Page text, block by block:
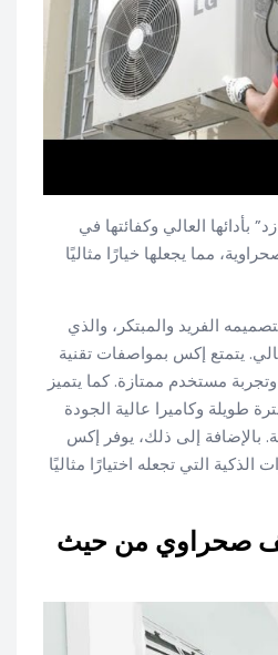
بأدائها العالي وكفائتها في
مما يجعلها خيارًا مثاليًا
الفريد والمبتكر، والذي
يتمتع إكس بمواصفات تقنية
مستخدم ممتازة. كما يتميز
طويلة وكاميرا عالية الجودة
بالإضافة إلى ذلك، يوفر إكس
التي تجعله اختيارًا مثاليًا
صحراوي من حيث